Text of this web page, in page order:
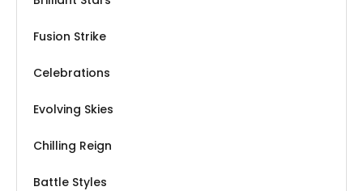
Fusion Strike
Celebrations
Evolving Skies
Chilling Reign
Battle Styles